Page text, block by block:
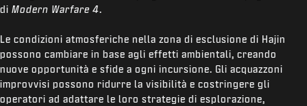
di Modern Warfare 4.
Le condizioni atmosferiche nella zona di esclusione di Hajin
possono cambiare in base agli effetti ambientali, creando
nuove opportunità e sfide a ogni incursione. Gli acquazzoni
improvvisi possono ridurre la visibilità e costringere gli
operatori ad adattare le loro strategie di esplorazione,